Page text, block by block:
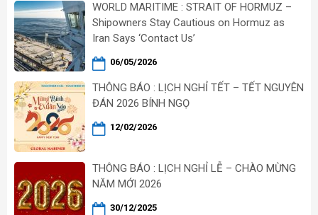
WORLD MARITIME : STRAIT OF HORMUZ –
Shipowners Stay Cautious on Hormuz as
Iran Says ‘Contact Us’
06/05/2026
THÔNG BÁO : LỊCH NGHỈ TẾT – TẾT NGUYÊN
ĐÁN 2026 BÍNH NGỌ
12/02/2026
THÔNG BÁO : LỊCH NGHỈ LỄ – CHÀO MỪNG
NĂM MỚI 2026
30/12/2025